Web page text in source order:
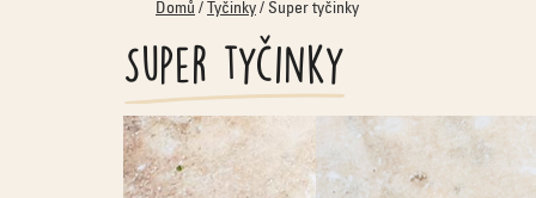
Domů / Tyčinky / Super tyčinky
Super tyčinky